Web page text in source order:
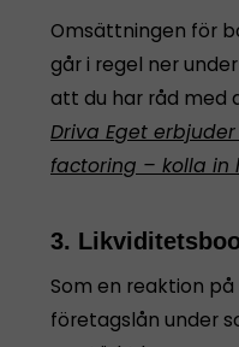
Omsättningen för
går i regel ner
att du har råd med
Driva Eget
factoring – kolla in
3.
Som en reaktion
företagslån under